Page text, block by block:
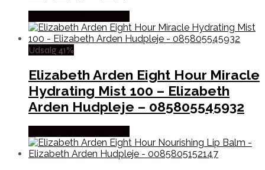
Udsalg 41%
Elizabeth Arden Eight Hour Miracle
Hydrating Mist 100 – Elizabeth
Arden Hudpleje – 085805545932